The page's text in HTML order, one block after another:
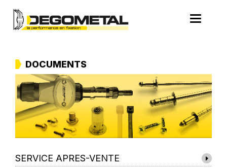
Toggle
DOCUMENTS
SERVICE APRES-VENTE